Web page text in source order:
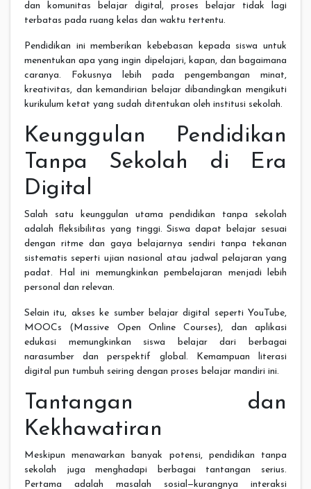
dan komunitas belajar digital, proses belajar tidak lagi
terbatas pada ruang kelas dan waktu tertentu.
Pendidikan ini memberikan kebebasan kepada siswa untuk
menentukan apa yang ingin dipelajari, kapan, dan bagaimana
caranya. Fokusnya lebih pada pengembangan minat,
kreativitas, dan kemandirian belajar dibandingkan mengikuti
kurikulum ketat yang sudah ditentukan oleh institusi sekolah.
Keunggulan Pendidikan
Tanpa Sekolah di Era
Digital
Salah satu keunggulan utama pendidikan tanpa sekolah
adalah fleksibilitas yang tinggi. Siswa dapat belajar sesuai
dengan ritme dan gaya belajarnya sendiri tanpa tekanan
sistematis seperti ujian nasional atau jadwal pelajaran yang
padat. Hal ini memungkinkan pembelajaran menjadi lebih
personal dan relevan.
Selain itu, akses ke sumber belajar digital seperti YouTube,
MOOCs (Massive Open Online Courses), dan aplikasi
edukasi memungkinkan siswa belajar dari berbagai
narasumber dan perspektif global. Kemampuan literasi
digital pun tumbuh seiring dengan proses belajar mandiri ini.
Tantangan dan
Kekhawatiran
Meskipun menawarkan banyak potensi, pendidikan tanpa
sekolah juga menghadapi berbagai tantangan serius.
Pertama adalah masalah sosial—kurangnya interaksi